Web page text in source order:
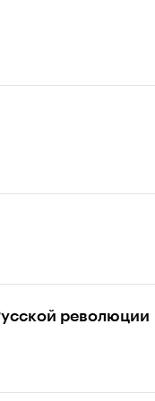
революции